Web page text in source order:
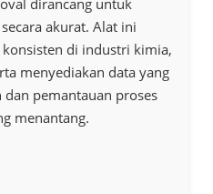
dirancang untuk
akurat. Alat ini
di industri kimia,
menyediakan data yang
pemantauan proses
menantang.